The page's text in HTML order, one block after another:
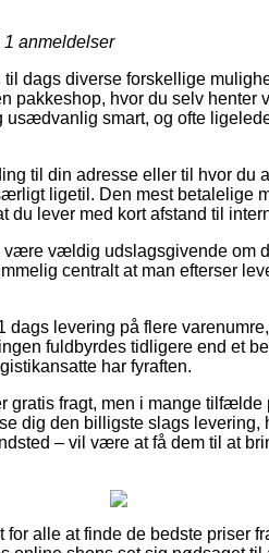
1 anmeldelser
dags diverse forskellige
pakkeshop, hvor du selv
smart, og ofte
til din adresse eller til hvor du
ligetil. Den mest betalelige
du lever med kort afstand til
vældig udslagsgivende om
centralt at man efterser
dags levering på flere
fuldbyrdes tidligere end et
har fyraften.
gratis fragt, men i mange
dig den billigste slags levering,
– vil være at få dem til at
alle at finde de bedste priser